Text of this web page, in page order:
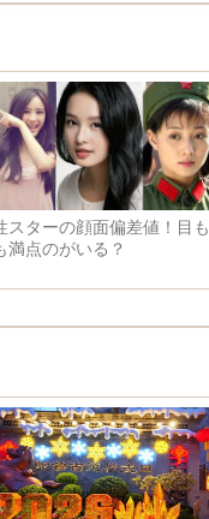
スターの顔面偏差値！目も
満点のがいる？